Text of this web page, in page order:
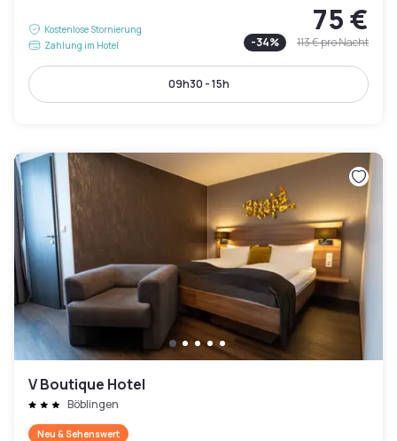
Kostenlose Stornierung
Zahlung im Hotel
75 €
-34% 113 €pro Nacht
09h30 - 15h
V Boutique Hotel
Böblingen
Neu & Sehenswert